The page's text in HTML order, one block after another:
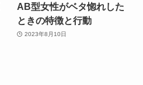
AB型女性がベタ惚れした
ときの特徴と行動
2023年8月10日